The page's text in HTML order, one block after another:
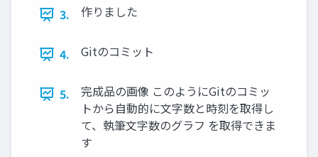
3. 作りました
4. Gitのコミット
5.
完成品の画像 このようにGitのコミッ
トから自動的に文字数と時刻を取得し
て、執筆文字数のグラフ を取得できま
す